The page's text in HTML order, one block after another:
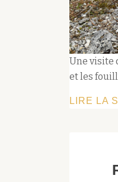
Une visite
et les
LIRE LA